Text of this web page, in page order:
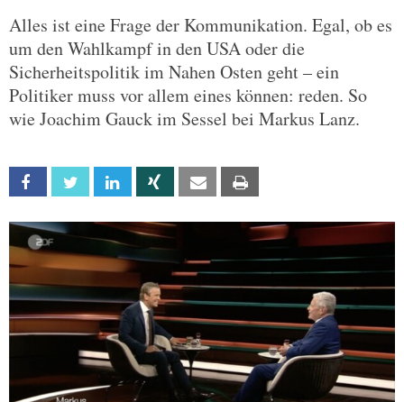
Alles ist eine Frage der Kommunikation. Egal, ob es
um den Wahlkampf in den USA oder die
Sicherheitspolitik im Nahen Osten geht – ein
Politiker muss vor allem eines können: reden. So
wie Joachim Gauck im Sessel bei Markus Lanz.
Facebook Twitter Linkedin Xing Email